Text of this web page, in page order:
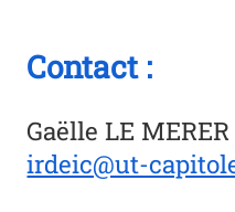
Contact :
Gaëlle LE
irdeic@ut-